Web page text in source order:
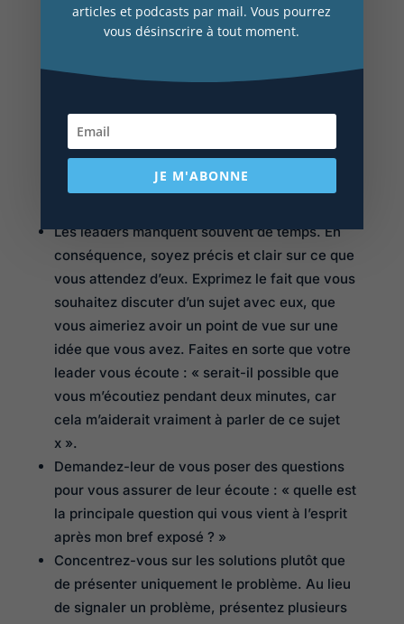
intentions, mais ils manquent de temps et
estiment que leurs fonctions les obligent à tout
Pour sortir de ces situations, il ne suffit pas de
dire à votre responsable que vous ne voulez pas
être micro-managé. Voici quelques conseils pour
aller plus loin :
Les leaders manquent souvent de temps. En
conséquence, soyez précis et clair sur ce que
vous attendez d’eux. Exprimez le fait que vous
souhaitez discuter d’un sujet avec eux, que
vous aimeriez avoir un point de vue sur une
idée que vous avez. Faites en sorte que votre
leader vous écoute : « serait-il possible que
vous m’écoutiez pendant deux minutes, car
cela m’aiderait vraiment à parler de ce sujet
x ».
Demandez-leur de vous poser des questions
pour vous assurer de leur écoute : « quelle est
la principale question qui vous vient à l’esprit
après mon bref exposé ? »
Concentrez-vous sur les solutions plutôt que
de présenter uniquement le problème. Au lieu
de signaler un problème, présentez plusieurs
articles et podcasts par mail. Vous pourrez
vous désinscrire à tout moment.
JE M'ABONNE